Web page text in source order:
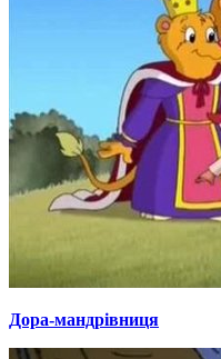
Дора-мандрівниця